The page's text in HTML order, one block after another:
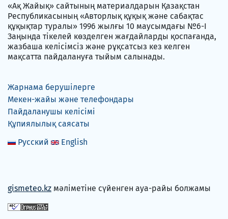
«Ақ Жайық» сайтының материалдарын Қазақстан
Республикасының «Авторлық құқық және сабақтас
құқықтар туралы» 1996 жылғы 10 маусымдағы №6-I
Заңында тікелей көзделген жағдайларды қоспағанда,
жазбаша келісімсіз және рұқсатсыз кез келген
мақсатта пайдалануға тыйым салынады.
Жарнама берушілерге
Мекен-жайы және телефондары
Пайдаланушы келісімі
Құпиялылық саясаты
Русский
English
gismeteo.kz мәліметіне сүйенген ауа-райы болжамы